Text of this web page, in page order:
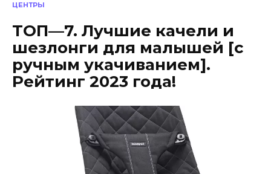
ЦЕНТРЫ
ТОП—7. Лучшие качели и
шезлонги для малышей [с
ручным укачиванием].
Рейтинг 2023 года!